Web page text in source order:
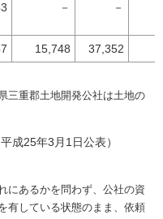
－ －
15,748 37,352
重郡土地開発公社は土地の
平成25年3月1日公表）
あるかを問わず、公社の資
有している状態のまま、依頼